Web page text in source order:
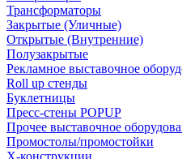
Трансформаторы
Закрытые (Уличные)
Открытые (Внутренние)
Полузакрытые
Рекламное выставочное
Roll up стенды
Буклетницы
Пресс-стены POPUP
Прочее выставочное
Промостолы/промостойки
Х-конструкции